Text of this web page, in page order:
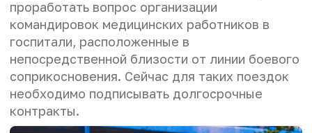
проработать вопрос организации
командировок медицинских работников в
госпитали, расположенные в
непосредственной близости от линии боевого
соприкосновения. Сейчас для таких поездок
необходимо подписывать долгосрочные
контракты.